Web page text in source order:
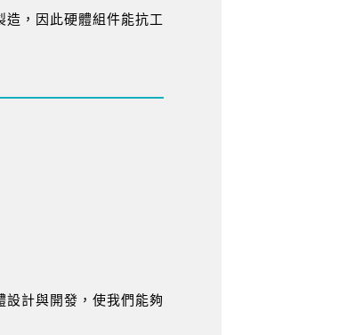
，因此硬體組件能抗工
計與開發，使我們能夠